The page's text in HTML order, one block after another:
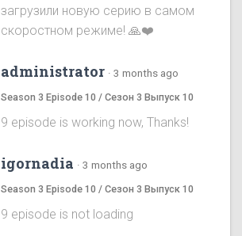
загрузили новую серию в самом
скоростном режиме! 🙏❤️
administrator · 3 months ago
Season 3 Episode 10 / Сезон 3 Выпуск 10
9 episode is working now, Thanks!
igornadia · 3 months ago
Season 3 Episode 10 / Сезон 3 Выпуск 10
9 episode is not loading